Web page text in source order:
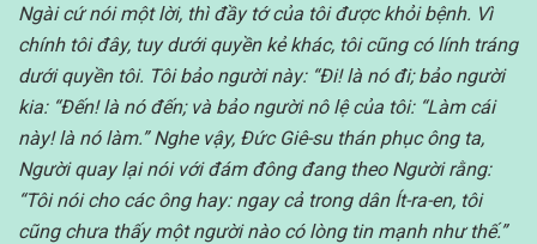
Ngài cứ nói một lời, thì đầy tớ của tôi được khỏi bệnh. Vì
chính tôi đây, tuy dưới quyền kẻ khác, tôi cũng có lính tráng
dưới quyền tôi. Tôi bảo người này: “Đi! là nó đi; bảo người
kia: “Đến! là nó đến; và bảo người nô lệ của tôi: “Làm cái
này! là nó làm.” Nghe vậy, Đức Giê-su thán phục ông ta,
Người quay lại nói với đám đông đang theo Người rằng:
“Tôi nói cho các ông hay: ngay cả trong dân Ít-ra-en, tôi
cũng chưa thấy một người nào có lòng tin mạnh như thế.”